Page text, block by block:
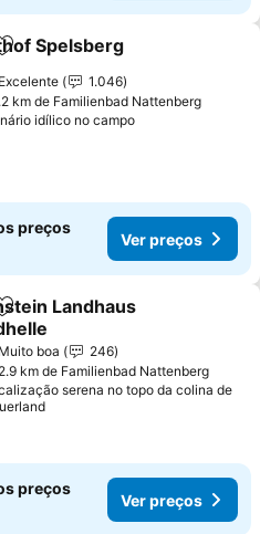
Adicionar aos favoritos
Spelsberg
Excelente
1.046
km de Familienbad Nattenberg
idílico no campoVer preços
preços
Ver preços
Adicionar aos favoritos
Landhaus
Muito boa
246
km de Familienbad Nattenberg
serena no topo da colina de
preços
Ver preços